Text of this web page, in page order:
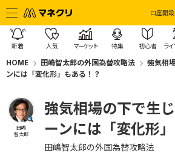
口座開設
新着 人気 マーケット 特集 初心者 ライ
HOME 田嶋智太郎の外国為替攻略法
強気相
ンには「変化形」もある！？
田嶋
智太郎
強気相場の下で生
ーンには「変化形
田嶋智太郎の外国為替攻略法